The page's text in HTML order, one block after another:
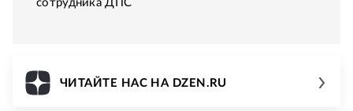
сотрудника ДПС
ЧИТАЙТЕ НАС НА DZEN.RU